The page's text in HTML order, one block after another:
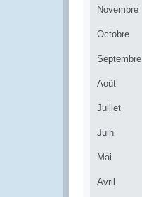
Novembre
Octobre
Septembre
Août
Juillet
Juin
Mai
Avril